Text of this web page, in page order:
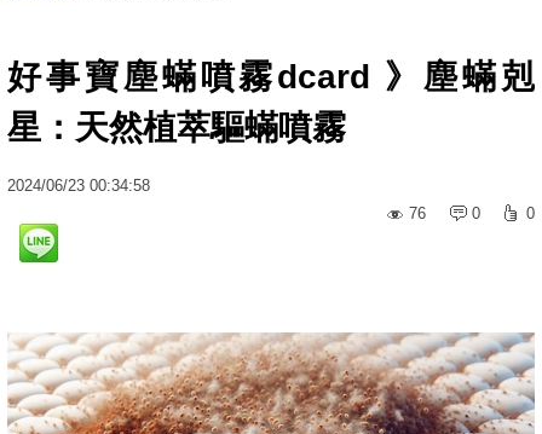
好事寶塵蟎噴霧dcard 》塵蟎剋
星：天然植萃驅蟎噴霧
2024/06/23 00:34:58
76
0 0